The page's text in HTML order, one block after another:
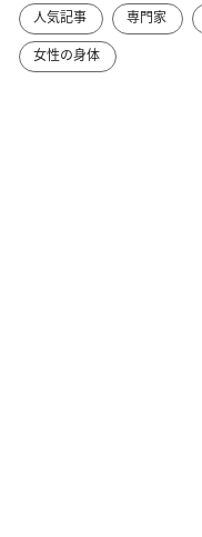
人気記事 専門家
女性の身体